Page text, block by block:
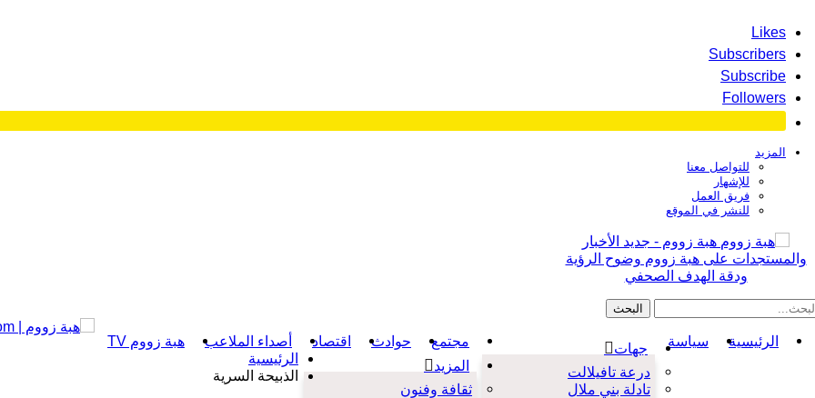
Likes
Subscribers
Subscribe
Followers
المزيد
للتواصل معنا
للإشهار
فريق العمل
للنشر في الموقع
هبة زووم - جديد الأخبار
والمستجدات على هبة زووم وضوح الرؤية
ودقة الهدف الصحفي
الرئيسية سياسة
جهات
درعة تافيلالت
تادلة بني ملال
مجتمع حوادث اقتصاد أصداء الملاعب
هبة زووم TV
المزيد
ثقافة وفنون
الرئيسية
الذبيحة السرية